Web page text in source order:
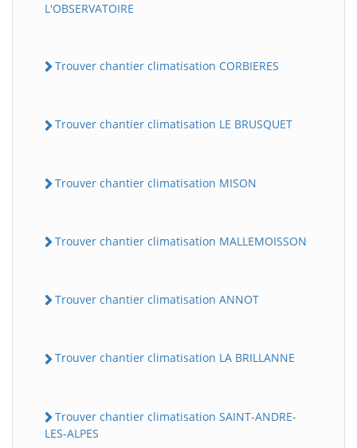
L'OBSERVATOIRE
Trouver chantier climatisation CORBIERES
Trouver chantier climatisation LE BRUSQUET
Trouver chantier climatisation MISON
Trouver chantier climatisation MALLEMOISSON
Trouver chantier climatisation ANNOT
Trouver chantier climatisation LA BRILLANNE
Trouver chantier climatisation SAINT-ANDRE-
LES-ALPES